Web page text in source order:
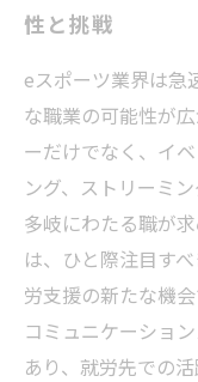
性と挑戦
eスポーツ業界は急
な職業の可能性が
ーだけでなく、イ
ング、ストリーミ
多岐にわたる職が
は、ひと際注目す
労支援の新たな機
コミュニケーショ
あり、就労先での